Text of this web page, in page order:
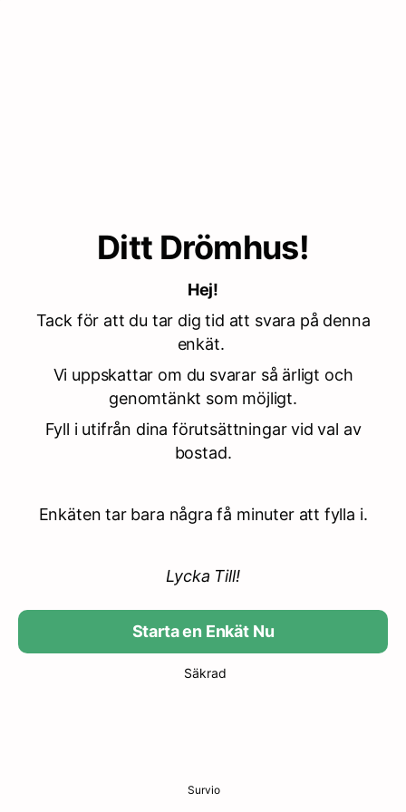
Ditt Drömhus!
Hej!
Tack för att du tar dig tid att svara på denna
enkät.
Vi uppskattar om du svarar så ärligt och
genomtänkt som möjligt.
Fyll i utifrån dina förutsättningar vid val av
bostad.
Enkäten tar bara några få minuter att fylla i.
Lycka Till!
Starta en Enkät Nu
Säkrad
Survio